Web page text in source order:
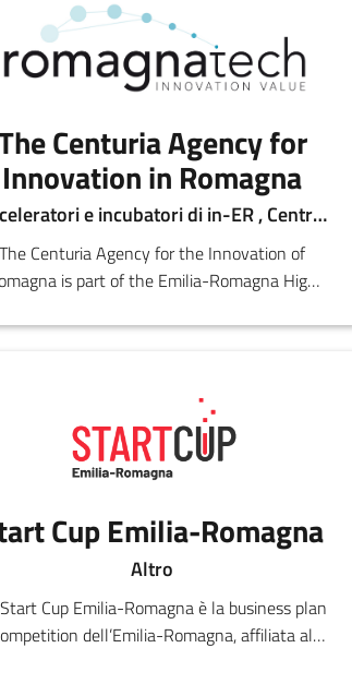
Centuria Agency for
Innovation in Romagna
Acceleratori e incubatori di in-ER , Centri per l'innovazione
The Centuria Agency for the Innovation of
is part of the Emilia-Romagna High
and interaction between researchers,
Cup Emilia-Romagna
Altro
Cup Emilia-Romagna è la business plan
dell’Emilia-Romagna, affiliata al